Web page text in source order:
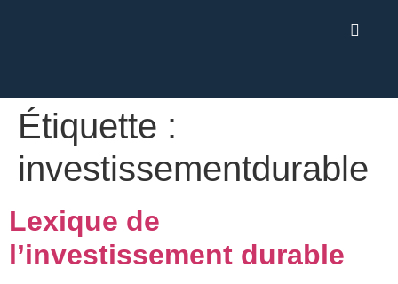
Étiquette :
investissementdurable
Lexique de
l’investissement durable